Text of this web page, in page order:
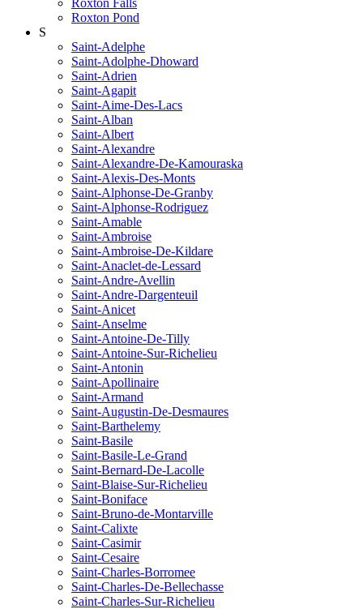
Roxton Pond
S
Saint-Adelphe
Saint-Adolphe-Dhoward
Saint-Adrien
Saint-Agapit
Saint-Aime-Des-Lacs
Saint-Alban
Saint-Albert
Saint-Alexandre
Saint-Alexandre-De-Kamouraska
Saint-Alexis-Des-Monts
Saint-Alphonse-De-Granby
Saint-Alphonse-Rodriguez
Saint-Amable
Saint-Ambroise
Saint-Ambroise-De-Kildare
Saint-Anaclet-de-Lessard
Saint-Andre-Avellin
Saint-Andre-Dargenteuil
Saint-Anicet
Saint-Anselme
Saint-Antoine-De-Tilly
Saint-Antoine-Sur-Richelieu
Saint-Antonin
Saint-Apollinaire
Saint-Armand
Saint-Augustin-De-Desmaures
Saint-Barthelemy
Saint-Basile
Saint-Basile-Le-Grand
Saint-Bernard-De-Lacolle
Saint-Blaise-Sur-Richelieu
Saint-Boniface
Saint-Bruno-de-Montarville
Saint-Calixte
Saint-Casimir
Saint-Cesaire
Saint-Charles-Borromee
Saint-Charles-De-Bellechasse
Saint-Charles-Sur-Richelieu